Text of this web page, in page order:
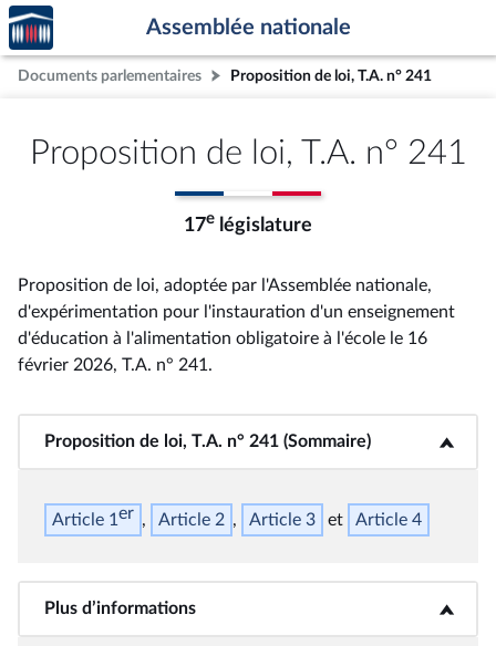
Aller au contenu
Aller en bas de la page
Accèder
à la
page
d'accueil
Assemblée nationale
Documents parlementaires Proposition de loi, T.A. n° 241
Proposition de loi, T.A. n° 241
17e législature
Proposition de loi, adoptée par l'Assemblée nationale,
d'expérimentation pour l'instauration d'un enseignement
d'éducation à l'alimentation obligatoire à l'école le 16
février 2026, T.A. n° 241 .
Proposition de loi, T.A. n° 241 (Sommaire)
<b>Proposition de loi, T.A. n° 241 (Sommaire)</b>
Article 1er Article 2 Article 3 Article 4
Plus d’informations<b>Plus d’informations</b>